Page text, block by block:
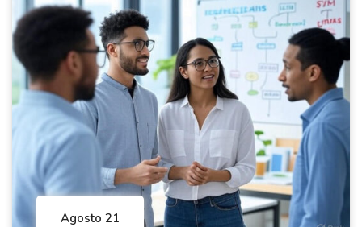
Agosto 21